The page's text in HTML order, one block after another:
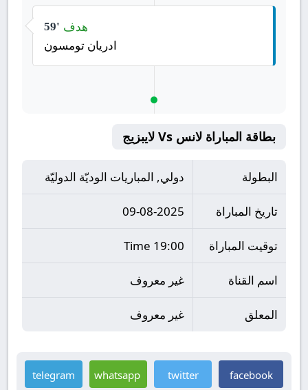
59' هدف
ادريان تومسون
بطاقة المباراة لانس Vs لايبزيج
البطولة دولي, المباريات الوديّة الدوليّة
تاريخ المباراة 09-08-2025
توقيت المباراة 19:00 Time
اسم القناة غير معروف
المعلق غير معروف
facebook
twitter
whatsapp
telegram